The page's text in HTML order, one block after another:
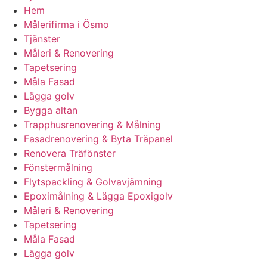
Hem
Målerifirma i Ösmo
Tjänster
Måleri & Renovering
Tapetsering
Måla Fasad
Lägga golv
Bygga altan
Trapphusrenovering & Målning
Fasadrenovering & Byta Träpanel
Renovera Träfönster
Fönstermålning
Flytspackling & Golvavjämning
Epoximålning & Lägga Epoxigolv
Måleri & Renovering
Tapetsering
Måla Fasad
Lägga golv